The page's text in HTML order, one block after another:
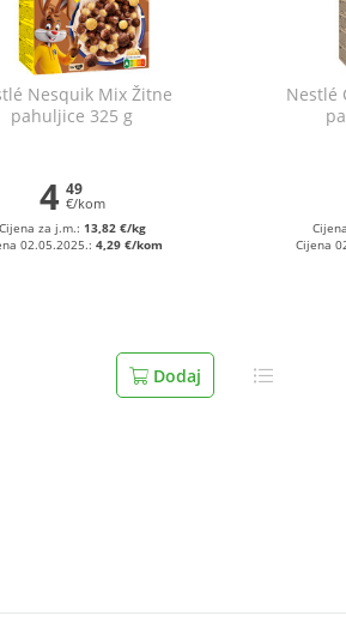
Nesquik Mix Žitne
pahuljice 325 g
4 49
€/kom
Cijena za j.m.: 13,82 €/kg
02.05.2025.:4,29 €/kom
Dodaj
Nestlé
Cijena